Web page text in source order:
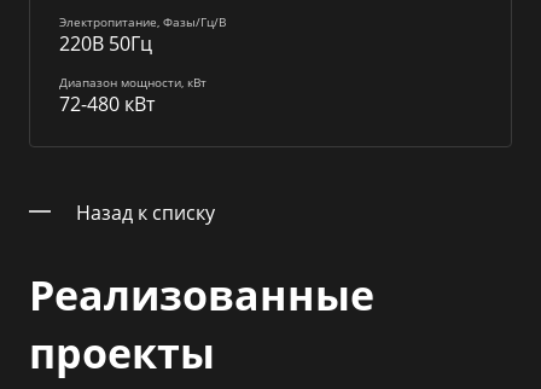
Электропитание, Фазы/Гц/В
220В 50Гц
Диапазон мощности, кВт
72-480 кВт
Назад к списку
Реализованные
проекты